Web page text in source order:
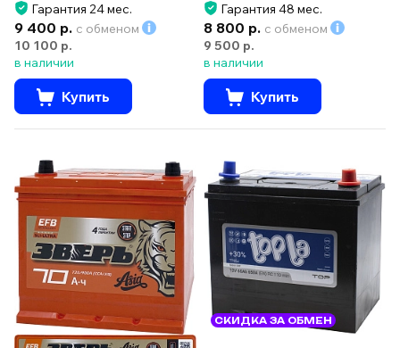
Гарантия 24 мес.
9 400 р. с обменом
10 100 р.
в наличии
Купить
Гарантия 48 мес.
8 800 р. с обменом
9 500 р.
в наличии
Купить
СКИДКА ЗА ОБМЕН